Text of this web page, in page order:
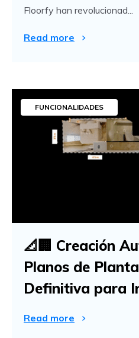
Floorfy han revolucionad...
Read more
FUNCIONALIDADES
📐🏢 Creación
Planos de
Definitiva para
Read more